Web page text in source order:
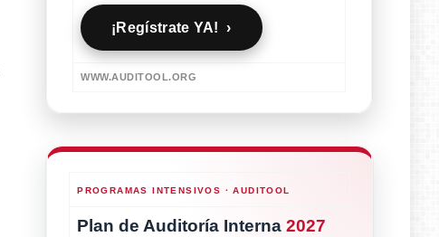
¡Regístrate YA! ›
WWW.AUDITOOL.ORG
PROGRAMAS INTENSIVOS · AUDITOOL
Plan de Auditoría Interna2027